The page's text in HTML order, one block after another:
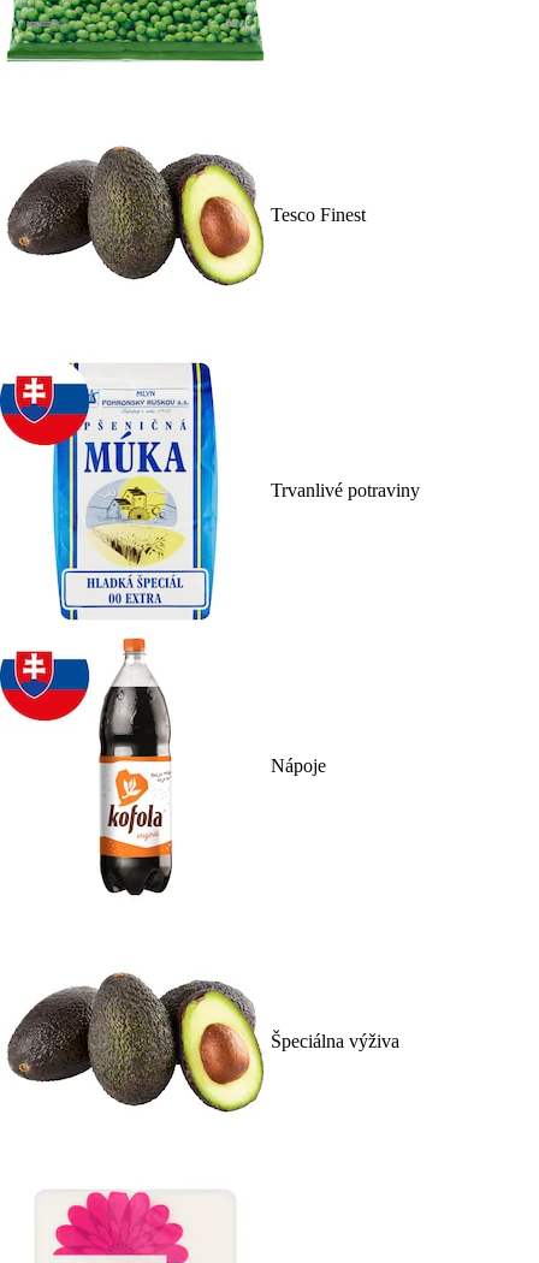
Tesco Finest
Trvanlivé potraviny
Nápoje
Špeciálna výživa